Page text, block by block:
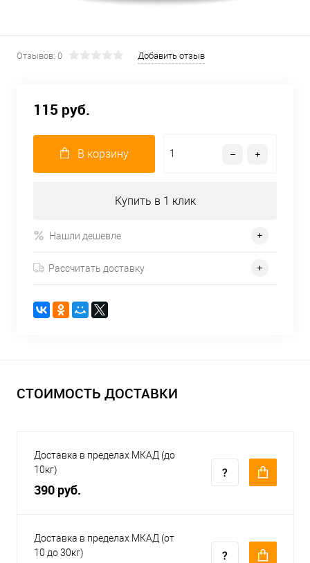
Отзывов: 0 Добавить отзыв
115 руб.
В корзину
Купить в 1 клик
Нашли дешевле
Рассчитать доставку
СТОИМОСТЬ ДОСТАВКИ
Доставка в пределах МКАД (до
10кг)
390 руб.
Доставка в пределах МКАД (от
10 до 30кг)